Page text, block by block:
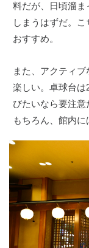
料だが、日頃溜
しまうはずだ。
おすすめ。
また、アクティ
楽しい。卓球台は
びたいなら要注意
もちろん、館内に